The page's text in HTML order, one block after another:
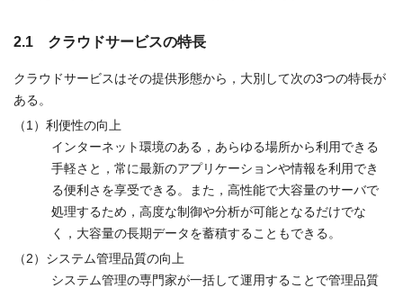
2.1 クラウドサービスの特長
クラウドサービスはその提供形態から，大別して次の3つの特長が
ある。
（1）利便性の向上
インターネット環境のある，あらゆる場所から利用できる
手軽さと，常に最新のアプリケーションや情報を利用でき
る便利さを享受できる。また，高性能で大容量のサーバで
処理するため，高度な制御や分析が可能となるだけでな
く，大容量の長期データを蓄積することもできる。
（2）システム管理品質の向上
システム管理の専門家が一括して運用することで管理品質